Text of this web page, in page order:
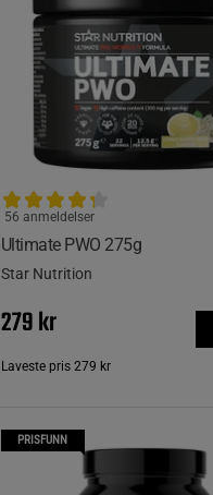
Ultimate PWO 275g
56 anmeldelser
Star Nutrition
279 kr
Laveste pris 279 kr
PRISFUNN